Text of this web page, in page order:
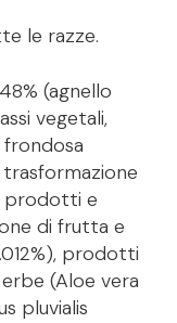
le razze.
(agnello
vegetali,
frondosa
prodotti e
di frutta e
prodotti
(Aloe vera
pluvialis